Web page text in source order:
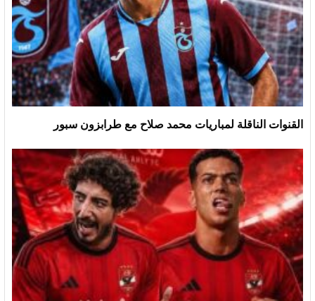
القنوات الناقلة لمباريات محمد صلاح مع طرابزون سبور